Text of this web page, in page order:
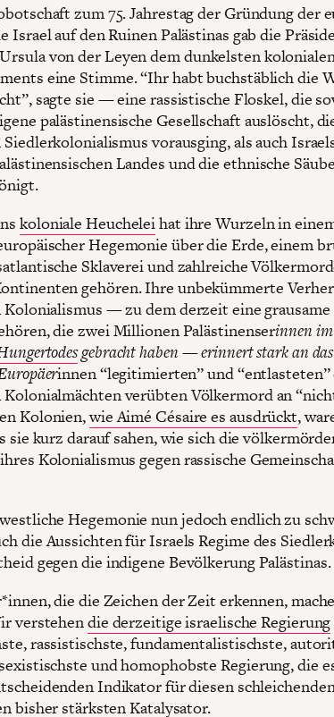
zum 75. Jahrestag der Gründung der
Israel auf den Ruinen Palästinas gab die
von der Leyen dem dunkelsten
eine Stimme. “Ihr habt buchstäblich die
sagte sie — eine rassistische Floskel, die
palästinensische Gesellschaft auslöscht,
vorausging, als auch
Landes und die ethnische
koloniale Heucheleihat ihre Wurzeln in
Hegemonie über die Erde, einem
Sklaverei und zahlreiche
gehören. Ihre unbekümmerte
— zu dem derzeit eine grausame
die zwei Millionen Palästinenserinnen
gebracht haben — erinnert stark an
innen “legitimierten” und “entlasteten”
Kolonialmächten verübten Völkermord an
Kolonien,wie Aimé Césaire es ausdrückt,
sie kurz darauf sahen, wie sich die
Kolonialismus gegen rassische
Hegemonie nun jedoch endlich zu
die Aussichten für Israels Regime des
gegen die indigene Bevölkerung Palästinas.
die die Zeichen der Zeit erkennen,
verstehendie derzeitige israelische Regierung
rassistischste, fundamentalistischste,
und homophobste Regierung, die
Indikator für diesen
bisher stärksten Katalysator.